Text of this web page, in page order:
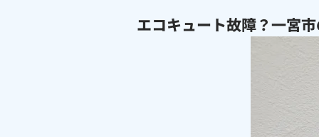
エコキュート故障？一宮